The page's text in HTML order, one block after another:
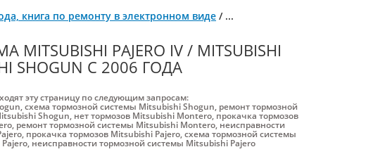
книга по ремонту в электронном виде / ...
PAJERO IV / MITSUBISHI
SHOGUN С 2006 ГОДА
эту страницу по следующим запросам:
,схема тормозной системы Mitsubishi Shogun, ремонт тормозной
Shogun, нет тормозов Mitsubishi Montero, прокачка тормозов
, ремонт тормозной системы Mitsubishi Montero, неисправности
, прокачка тормозов Mitsubishi Pajero,схема тормозной системы
, неисправности тормозной системы Mitsubishi Pajero